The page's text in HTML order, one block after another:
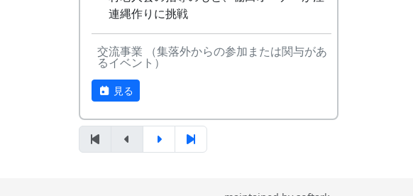
水田に降り注ぐ“雨”と“太陽の光”が、私達の
命を支えているのだと実感させられた「里
山のよきイベント」でした。（ポン四郎）
収穫祭にて
う
ンボーイズ
7
蒼い⾵〜棚
⽥'99〜
MASA BAND
8
ふるさと加美
の⾥へ
9 棚⽥の四季
10
この町で
メシアとポン四郎バ
ンド
と加美
の⾥へ
-
メシアとポン四郎バ
ンド
MASA BAND
連縄作りに挑戦
交流事業 （集落外からの参加または関与があ
るイベント）
見る